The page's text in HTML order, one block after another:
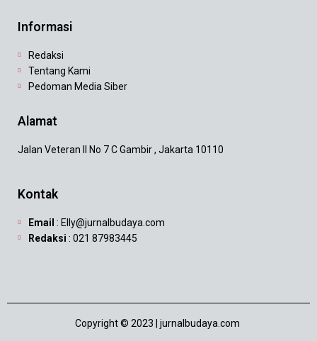
Informasi
Redaksi
Tentang Kami
Pedoman Media Siber
Alamat
Jalan Veteran II No 7 C Gambir , Jakarta 10110
Kontak
Email : Elly@jurnalbudaya.com
Redaksi : 021 87983445
Copyright © 2023 | jurnalbudaya.com